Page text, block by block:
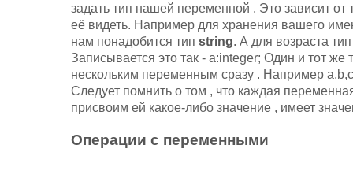
задать тип нашей переменной . Это зависит от
её видеть. Например для хранения вашего
нам понадобится тип string. А для возраста
Записывается это так - a:integer; Один и тот же
нескольким переменным сразу . Например
Следует помнить о том , что каждая
присвоим ей какое-либо значение , имеет
Операции с переменными